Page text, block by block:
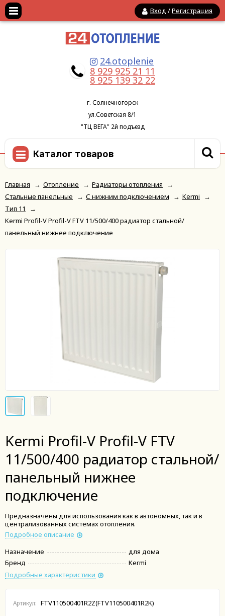
Вход /Регистрация
24.otoplenie
8 929 925 21 11
8 925 139 32 22
г. Солнечногорск
ул.Советская 8/1
"ТЦ ВЕГА" 2й подъезд
Каталог товаров
Главная → Отопление → Радиаторы отопления
→
Стальные панельные
→ С нижним подключением → Kermi
→
Тип 11
→
Kermi Profil-V Profil-V FTV 11/500/400 радиатор стальной/
панельный нижнее подключение
Kermi Profil-V Profil-V FTV
11/500/400 радиатор стальной/
панельный нижнее
подключение
Предназначены для использования как в автономных, так и в
централизованных системах отопления.
Подробное описание
Назначение
для дома
Бренд
Kermi
Подробные характеристики
Артикул: FTV110500401R2Z(FTV110500401R2K)